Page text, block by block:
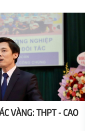
VÀNG: THPT - CAO